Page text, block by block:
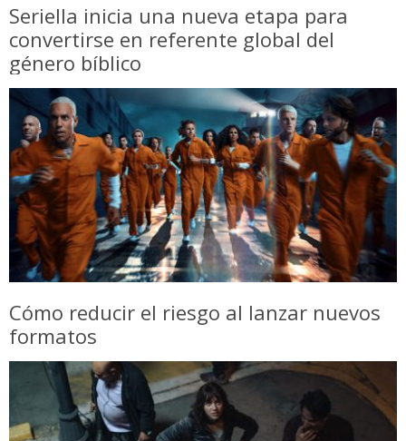
Seriella inicia una nueva etapa para
convertirse en referente global del
género bíblico
Cómo reducir el riesgo al lanzar nuevos
formatos